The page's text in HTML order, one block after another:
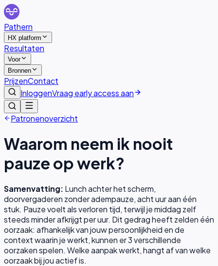
Pathern
HX platform
Resultaten
Voor
Bronnen
PrijzenContact
InloggenVraag early access aan
Patronenoverzicht
Waarom neem ik nooit
pauze op werk?
Samenvatting: Lunch achter het scherm,
doorvergaderen zonder adempauze, acht uur aan één
stuk. Pauze voelt als verloren tijd, terwijl je middag zelf
steeds minder afkrijgt per uur. Dit gedrag heeft zelden één
oorzaak: afhankelijk van jouw persoonlijkheid en de
context waarin je werkt, kunnen er3verschillende
oorzaken spelen. Welke aanpak werkt, hangt af van welke
oorzaak bij jou actief is.